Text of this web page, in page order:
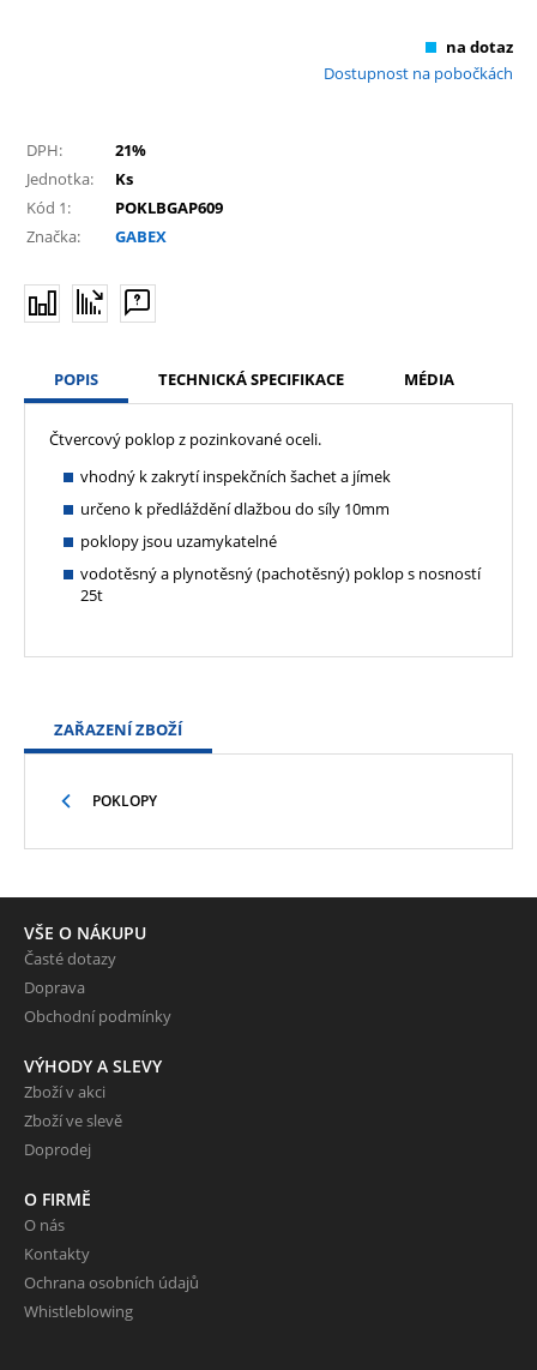
na dotaz
Dostupnost na pobočkách
DPH:
21%
Jednotka:
Ks
Kód 1:
POKLBGAP609
Značka:
GABEX
POPIS TECHNICKÁ SPECIFIKACE MÉDIA
Čtvercový poklop z pozinkované oceli.
vhodný k zakrytí inspekčních šachet a jímek
určeno k předláždění dlažbou do síly 10mm
poklopy jsou uzamykatelné
vodotěsný a plynotěsný (pachotěsný) poklop s nosností
25t
ZAŘAZENÍ ZBOŽÍ
POKLOPY
VŠE O NÁKUPU
Časté dotazy
Doprava
Obchodní podmínky
VÝHODY A SLEVY
Zboží v akci
Zboží ve slevě
Doprodej
O FIRMĚ
O nás
Kontakty
Ochrana osobních údajů
Whistleblowing